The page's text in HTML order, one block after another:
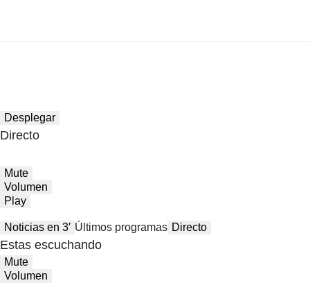
Desplegar
Directo
Mute
Volumen
Play
Noticias en 3′ Últimos programas Directo
Estas escuchando
Mute
Volumen